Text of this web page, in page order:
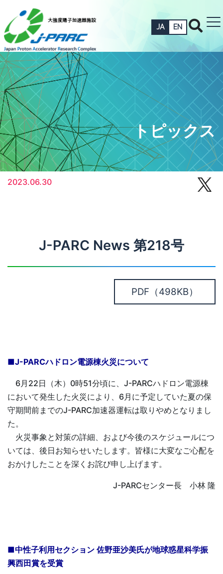
JA EN
トピックス
2023.06.30
J-PARC News 第218号
PDF （498KB）
■J-PARCハドロン電源棟火災について
6月22日（木）0時51分頃に、J-PARCハドロン電源棟
において発生した火災により、6月に予定していた夏の保
守期間前までのJ-PARC加速器運転は取りやめとなりまし
た。
火災事象と対策の詳細、および今後のスケジュールにつ
いては、後日お知らせいたします。皆様に大変なご心配を
おかけしたことを深くお詫び申し上げます。
J-PARCセンター長 小林 隆
■中性子利用セクション 佐野亜沙美氏が地球惑星科学振
興西田賞を受賞